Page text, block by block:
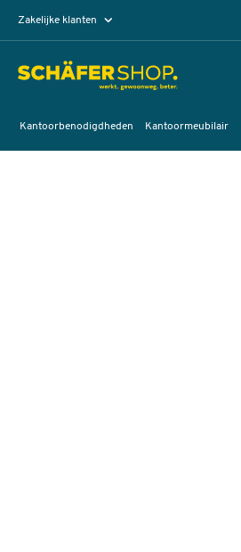
Zakelijke klanten
Kantoorbenodigdheden Kantoormeubilair